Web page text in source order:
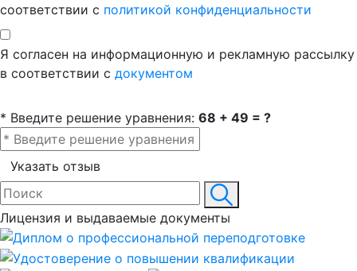
соответствии с политикой конфиденциальности
Я согласен на информационную и рекламную рассылку
в соответствии с документом
* Введите решение уравнения: 68 + 49 = ?
Указать отзыв
Лицензия и выдаваемые документы